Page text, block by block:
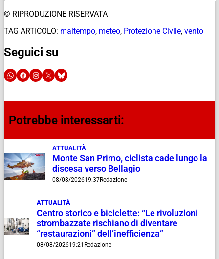
© RIPRODUZIONE RISERVATA
TAG ARTICOLO: maltempo, meteo, Protezione Civile, vento
Seguici su
Potrebbe interessarti:
ATTUALITÀ
Monte San Primo, ciclista cade lungo la
discesa verso Bellagio
08/08/202619:37Redazione
ATTUALITÀ
Centro storico e biciclette: “Le rivoluzioni
strombazzate rischiano di diventare
“restaurazioni” dell’inefficienza”
08/08/202619:21 Redazione